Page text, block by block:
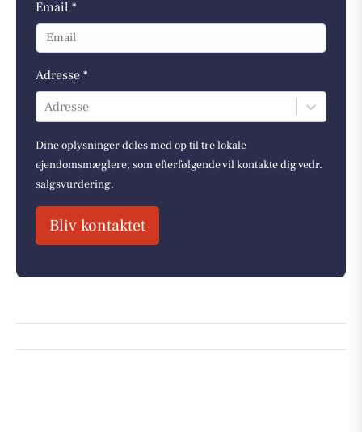
Email *
Adresse *
Adresse
Dine oplysninger deles med op til tre lokale
ejendomsmæglere, som efterfølgende vil kontakte dig vedr.
salgsvurdering.
Bliv kontaktet